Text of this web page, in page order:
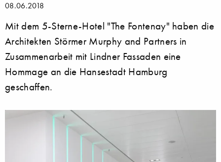
08.06.2018
Mit dem 5-Sterne-Hotel "The Fontenay" haben die
Architekten Störmer Murphy and Partners in
Zusammenarbeit mit Lindner Fassaden eine
Hommage an die Hansestadt Hamburg
geschaffen.